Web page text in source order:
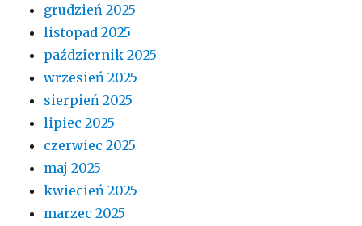
grudzień 2025
listopad 2025
październik 2025
wrzesień 2025
sierpień 2025
lipiec 2025
czerwiec 2025
maj 2025
kwiecień 2025
marzec 2025